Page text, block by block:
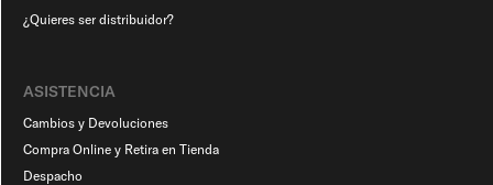
¿Quieres ser distribuidor?
ASISTENCIA
Cambios y Devoluciones
Compra Online y Retira en Tienda
Despacho